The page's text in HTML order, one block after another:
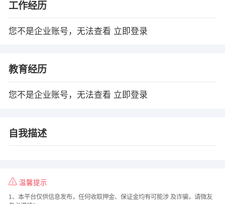
工作经历
您不是企业账号，无法查看 立即登录
教育经历
您不是企业账号，无法查看 立即登录
自我描述
温馨提示
1、本平台仅供信息发布，任何收取押金、保证金均有可能涉 及诈骗，请微友